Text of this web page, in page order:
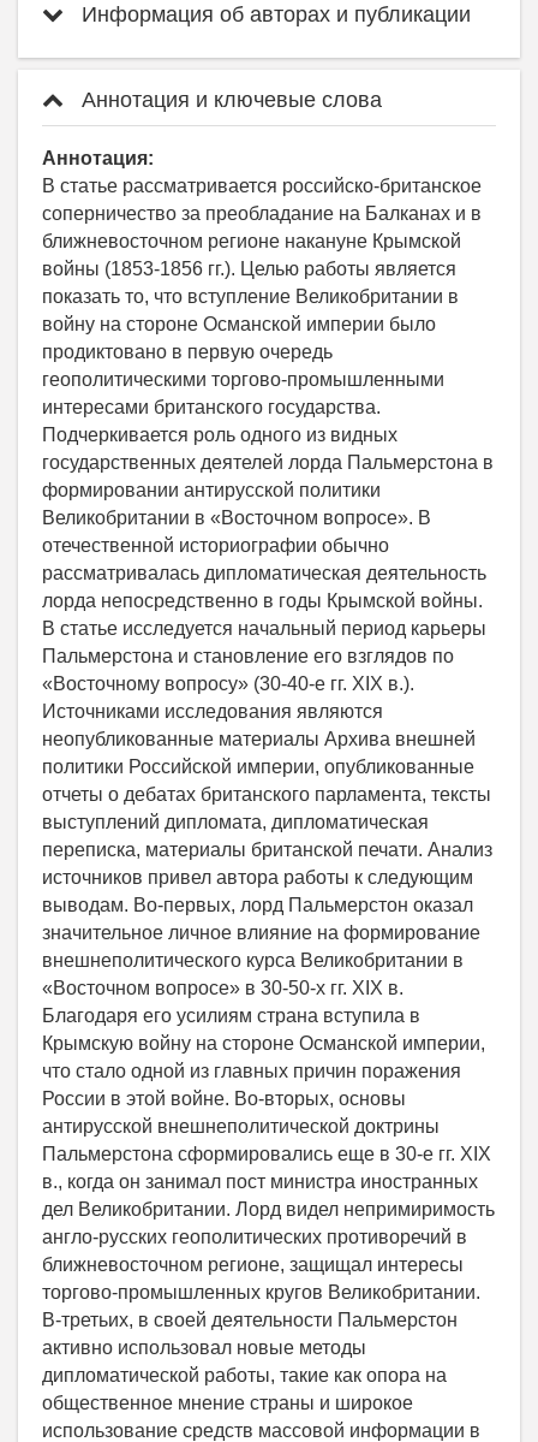
Информация об авторах и публикации
Аннотация и ключевые слова
Аннотация:
В статье рассматривается российско-британское
соперничество за преобладание на Балканах и в
ближневосточном регионе накануне Крымской
войны (1853-1856 гг.). Целью работы является
показать то, что вступление Великобритании в
войну на стороне Османской империи было
продиктовано в первую очередь
геополитическими торгово-промышленными
интересами британского государства.
Подчеркивается роль одного из видных
государственных деятелей лорда Пальмерстона в
формировании антирусской политики
Великобритании в «Восточном вопросе». В
отечественной историографии обычно
рассматривалась дипломатическая деятельность
лорда непосредственно в годы Крымской войны.
В статье исследуется начальный период карьеры
Пальмерстона и становление его взглядов по
«Восточному вопросу» (30-40-е гг. XIX в.).
Источниками исследования являются
неопубликованные материалы Архива внешней
политики Российской империи, опубликованные
отчеты о дебатах британского парламента, тексты
выступлений дипломата, дипломатическая
переписка, материалы британской печати. Анализ
источников привел автора работы к следующим
выводам. Во-первых, лорд Пальмерстон оказал
значительное личное влияние на формирование
внешнеполитического курса Великобритании в
«Восточном вопросе» в 30-50-х гг. XIX в.
Благодаря его усилиям страна вступила в
Крымскую войну на стороне Османской империи,
что стало одной из главных причин поражения
России в этой войне. Во-вторых, основы
антирусской внешнеполитической доктрины
Пальмерстона сформировались еще в 30-е гг. XIX
в., когда он занимал пост министра иностранных
дел Великобритании. Лорд видел непримиримость
англо-русских геополитических противоречий в
ближневосточном регионе, защищал интересы
торгово-промышленных кругов Великобритании.
В-третьих, в своей деятельности Пальмерстон
активно использовал новые методы
дипломатической работы, такие как опора на
общественное мнение страны и широкое
использование средств массовой информации в